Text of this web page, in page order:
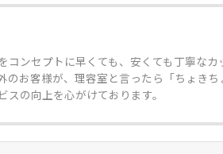
コンセプトに早くても、安くても丁寧なカ
のお客様が、理容室と言ったら「ちょきち
の向上を心がけております。